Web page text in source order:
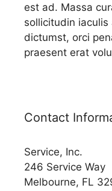
est ad. Massa
sollicitudin
dictumst, orci
praesent erat
Contact
Service, Inc.
246 Service Way
Melbourne, FL